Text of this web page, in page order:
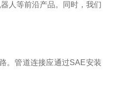
人等前沿产品。同时，我们
。管道连接应通过SAE安装